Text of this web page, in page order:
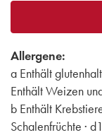
Allergene:
a Enthält
Enthält Weizen
b Enthält
Schalenfrüchte ·